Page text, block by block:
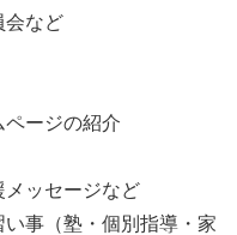
会など
ージの紹介
ッセージなど
事（塾・個別指導・家